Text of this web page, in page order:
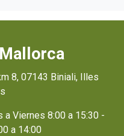
8, 07143 Biniali, Illes
a Viernes 8:00 a 15:30 -
a 14:00